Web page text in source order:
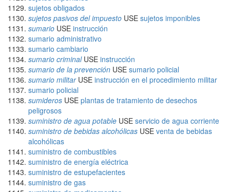
sujetos obligados
sujetos pasivos del impuesto USE sujetos imponibles
sumario USE instrucción
sumario administrativo
sumario cambiario
sumario criminalUSE instrucción
sumario de la prevención USE sumario policial
sumario militarUSE instrucción en el procedimiento militar
sumario policial
sumideros USE plantas de tratamiento de desechos
peligrosos
suministro de agua potable USE servicio de agua corriente
suministro de bebidas alcohólicas USE venta de bebidas
alcohólicas
suministro de combustibles
suministro de energía eléctrica
suministro de estupefacientes
suministro de gas